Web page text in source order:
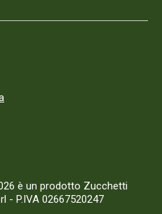
è un prodotto Zucchetti
- P.IVA 02667520247